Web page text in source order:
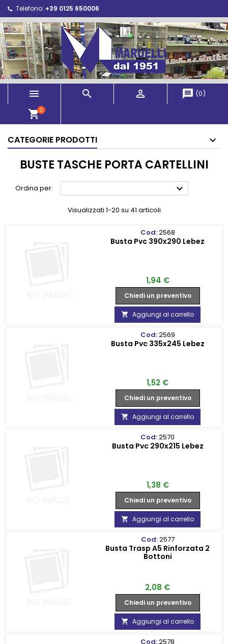
Telefono: +39 0125 650006
   message (0)
shopping_cart0
CATEGORIE PRODOTTI
BUSTE TASCHE PORTA CARTELLINI
Ordina per: 
Visualizzati 1-20 su 41 articoli
Cod:2568
Busta Pvc 390x290 Lebez
Prezzo
1,94 €
Chiedi un preventivo
 Aggiungi al carrello
Cod:2569
Busta Pvc 335x245 Lebez
Prezzo
1,52 €
Chiedi un preventivo
 Aggiungi al carrello
Cod:2570
Busta Pvc 290x215 Lebez
Prezzo
1,38 €
Chiedi un preventivo
 Aggiungi al carrello
Cod:2577
Busta Trasp A5 Rinforzata 2
Bottoni
Prezzo
2,08 €
Chiedi un preventivo
 Aggiungi al carrello
Cod:2578